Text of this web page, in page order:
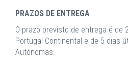
PRAZOS DE ENTREGA
O prazo previsto de entrega é de
Portugal Continental e de 5 dias
Autónomas.